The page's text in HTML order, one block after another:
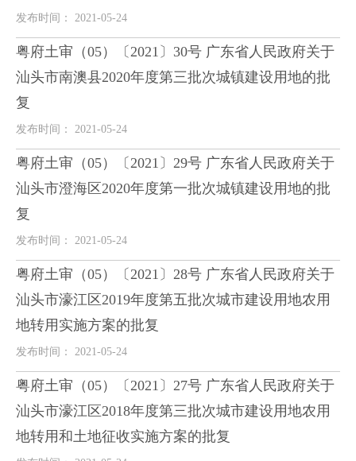
发布时间： 2021-05-24
粤府土审（05）〔2021〕30号 广东省人民政府关于
汕头市南澳县2020年度第三批次城镇建设用地的批
复
发布时间： 2021-05-24
粤府土审（05）〔2021〕29号 广东省人民政府关于
汕头市澄海区2020年度第一批次城镇建设用地的批
复
发布时间： 2021-05-24
粤府土审（05）〔2021〕28号 广东省人民政府关于
汕头市濠江区2019年度第五批次城市建设用地农用
地转用实施方案的批复
发布时间： 2021-05-24
粤府土审（05）〔2021〕27号 广东省人民政府关于
汕头市濠江区2018年度第三批次城市建设用地农用
地转用和土地征收实施方案的批复